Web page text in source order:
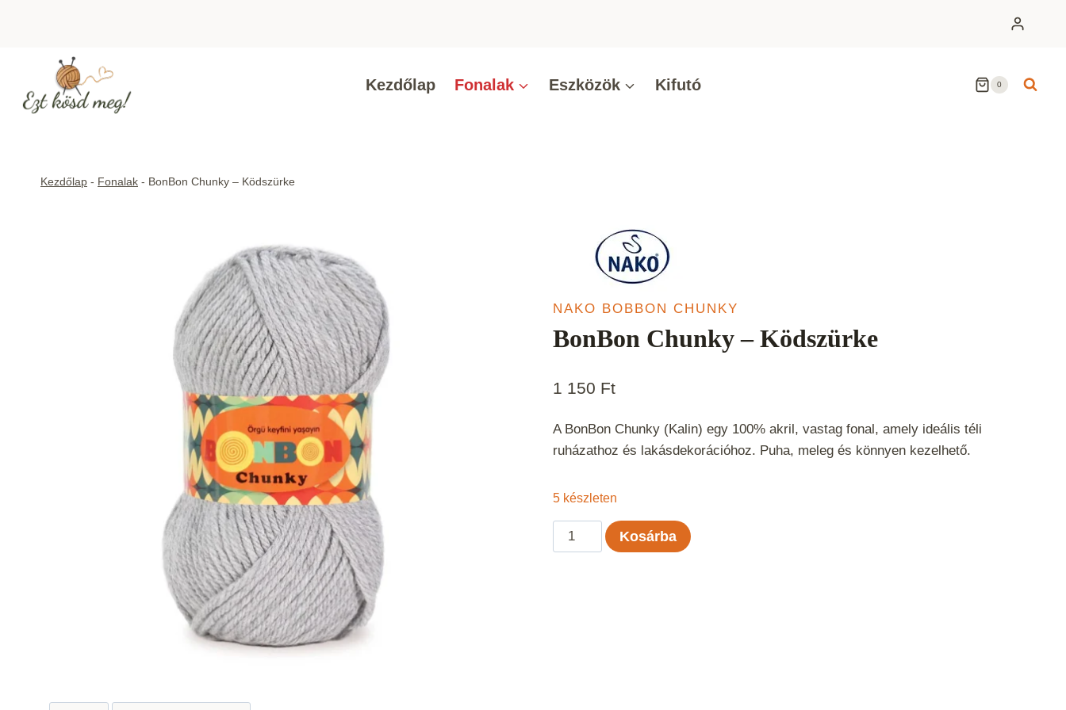
Kezdőlap Fonalak Eszközök Kifutó 0
Kezdőlap - Fonalak - BonBon Chunky – Ködszürke
NAKO BOBBON CHUNKY
BonBon Chunky – Ködszürke
1 150 Ft
A BonBon Chunky (Kalin) egy 100% akril, vastag fonal, amely ideális téli
ruházathoz és lakásdekorációhoz. Puha, meleg és könnyen kezelhető.
5 készleten
BonBon
Chunky
Kosárba